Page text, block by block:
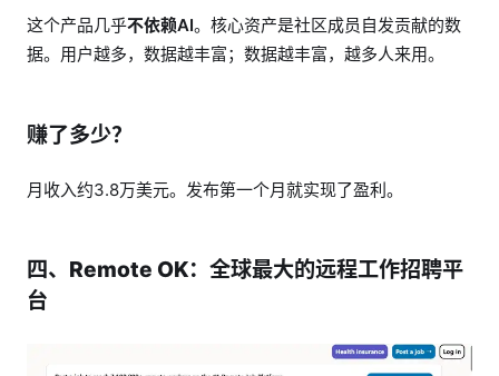
这个产品几乎不依赖AI。核心资产是社区成员自发贡献的数
据。用户越多，数据越丰富；数据越丰富，越多人来用。
赚了多少？
月收入约3.8万美元。发布第一个月就实现了盈利。
四、Remote OK：全球最大的远程工作招聘平
台